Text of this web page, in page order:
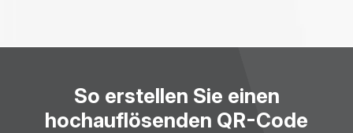
So erstellen Sie einen
hochauflösenden QR-Code